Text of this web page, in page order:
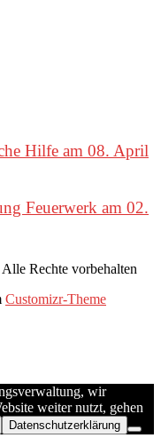
Hilfe am 08. April
Feuerwerk am 02.
Rechte vorbehalten
Customizr-Theme
wir
weiter nutzt, gehen
Datenschutzerklärung